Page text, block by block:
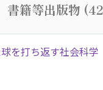
書籍等出版物
を打ち返す社会科学